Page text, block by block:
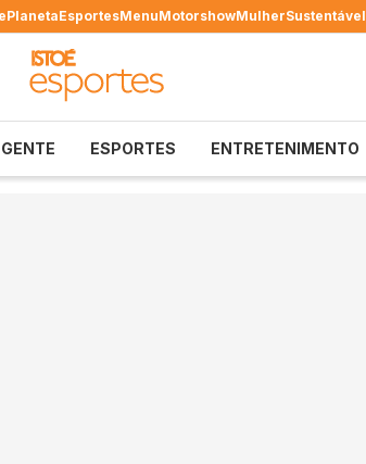
PlanetaEsportesMenuMotorshowMulherSustentável
GENTE ESPORTES ENTRETENIMENTO